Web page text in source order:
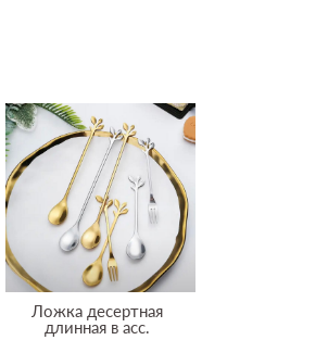
Ложка десертная
длинная в асс.